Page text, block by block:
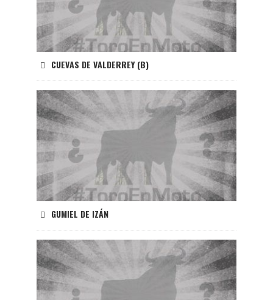
CUEVAS DE VALDERREY (B)
GUMIEL DE IZÁN